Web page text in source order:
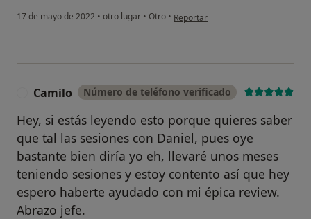
17 de mayo de 2022 • otro lugar • Otro • en opinión del usuario Xavi
Reportar
Camilo Número de teléfono verificado
Hey, si estás leyendo esto porque quieres saber
que tal las sesiones con Daniel, pues oye
bastante bien diría yo eh, llevaré unos meses
teniendo sesiones y estoy contento así que hey
espero haberte ayudado con mi épica review.
Abrazo jefe.